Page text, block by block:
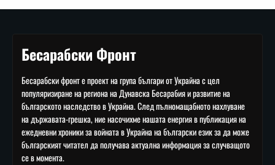
Бесарабски Фронт
Бесарабски фронт е проект на група българи от Украйна с цел
популяризиране на региона на Дунавска Бесарабия и развитие на
българското наследство в Украйна. След пълномащабното нахлуване
на държавата-грешка, ние насочихме нашата енергия в публикация на
ежедневни хроники за войната в Украйна на български език за да може
българският читател да получава актуална информация за случващото
се в момента.